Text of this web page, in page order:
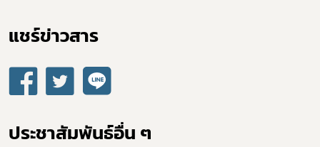
แชร์ข่าวสาร​
ประชาสัมพันธ์อื่น ๆ